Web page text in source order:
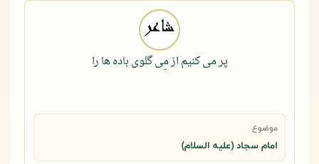
پر می کنیم از مِی گلوی باده ها را
موضوع
امام سجاد (علیه السلام)